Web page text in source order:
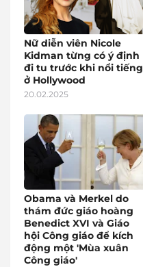
Nữ diễn viên Nicole
Kidman từng có ý định
đi tu trước khi nổi tiếng
ở Hollywood
20.02.2025
Obama và Merkel do
thám đức giáo hoàng
Benedict XVI và Giáo
hội Công giáo để kích
động một 'Mùa xuân
Công giáo'